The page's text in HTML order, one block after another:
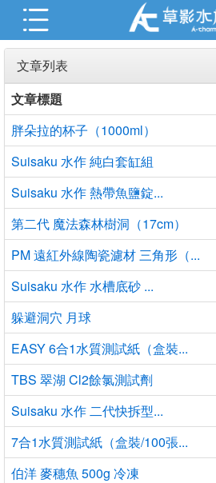
文章列表
文章標題
胖朵拉的杯子（1000ml）
Suisaku 水作 純白套缸組
Suisaku 水作 熱帶魚鹽錠...
第二代 魔法森林樹洞（17cm）
PM 遠紅外線陶瓷濾材 三角形（...
Suisaku 水作 水槽底砂 ...
躲避洞穴 月球
EASY 6合1水質測試紙（盒裝...
TBS 翠湖 Cl2餘氯測試劑
Suisaku 水作 二代快拆型...
7合1水質測試紙（盒裝/100張...
伯洋 麥穗魚 500g 冷凍